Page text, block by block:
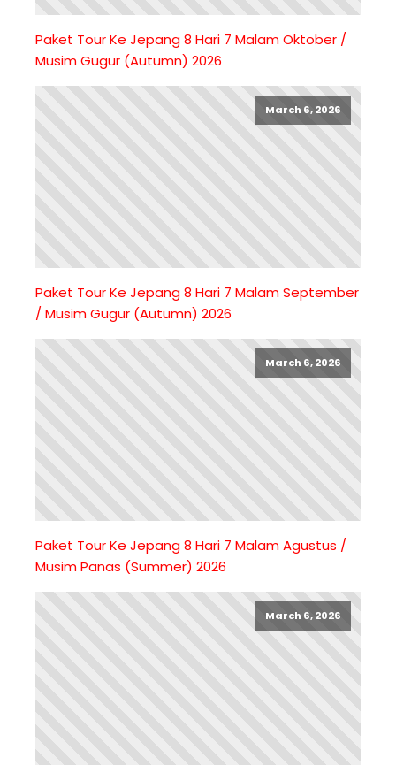
Paket Tour Ke Jepang 8 Hari 7 Malam Oktober /
Musim Gugur (Autumn) 2026
March 6, 2026
Paket Tour Ke Jepang 8 Hari 7 Malam September
/ Musim Gugur (Autumn) 2026
March 6, 2026
Paket Tour Ke Jepang 8 Hari 7 Malam Agustus /
Musim Panas (Summer) 2026
March 6, 2026